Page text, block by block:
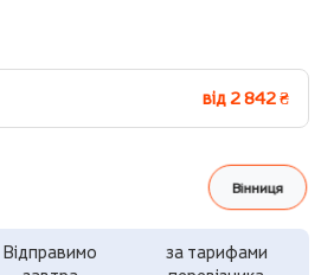
від 2 842 ₴
Вінниця
Відправимо
за тарифами